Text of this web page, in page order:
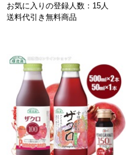
お気に入りの登録人数：15人
送料代引き無料商品